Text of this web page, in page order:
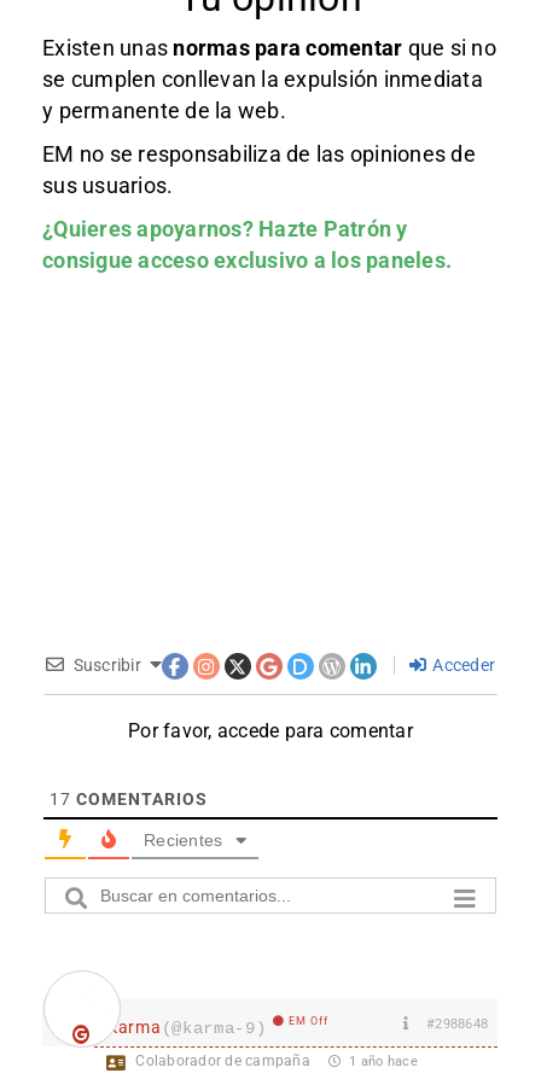
Existen unas normas para comentar que si no
se cumplen conllevan la expulsión inmediata
y permanente de la web.
EM no se responsabiliza de las opiniones de
sus usuarios.
¿Quieres apoyarnos? Hazte Patróny
consigue acceso exclusivo a los paneles.
Suscribir Acceder
Por favor, accede para comentar
17 COMENTARIOS
Recientes
karma (@karma-9) EM Off #2988648
Colaborador de campaña 1 año hace